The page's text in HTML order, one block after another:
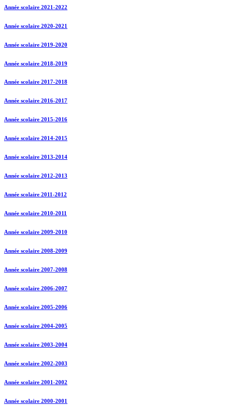
Année scolaire 2021-2022
Année scolaire 2020-2021
Année scolaire 2019-2020
Année scolaire 2018-2019
Année scolaire 2017-2018
Année scolaire 2016-2017
Année scolaire 2015-2016
Année scolaire 2014-2015
Année scolaire 2013-2014
Année scolaire 2012-2013
Année scolaire 2011-2012
Année scolaire 2010-2011
Année scolaire 2009-2010
Année scolaire 2008-2009
Année scolaire 2007-2008
Année scolaire 2006-2007
Année scolaire 2005-2006
Année scolaire 2004-2005
Année scolaire 2003-2004
Année scolaire 2002-2003
Année scolaire 2001-2002
Année scolaire 2000-2001